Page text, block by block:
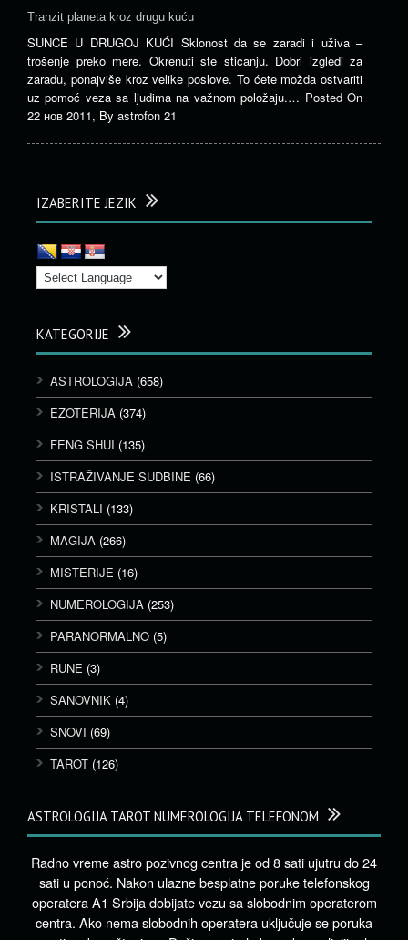
Tranzit planeta kroz drugu kuću
SUNCE U DRUGOJ KUĆI Sklonost da se zaradi i uživa –
trošenje preko mere. Okrenuti ste sticanju. Dobri izgledi za
zaradu, ponajviše kroz velike poslove. To ćete možda ostvariti
uz pomoć veza sa ljudima na važnom položaju.… Posted On
22 нов 2011, By astrofon 21
IZABERITE JEZIK
KATEGORIJE
ASTROLOGIJA (658)
EZOTERIJA (374)
FENG SHUI (135)
ISTRAŽIVANJE SUDBINE (66)
KRISTALI (133)
MAGIJA (266)
MISTERIJE (16)
NUMEROLOGIJA (253)
PARANORMALNO (5)
RUNE (3)
SANOVNIK (4)
SNOVI (69)
TAROT (126)
ASTROLOGIJA TAROT NUMEROLOGIJA TELEFONOM
Radno vreme astro pozivnog centra je od 8 sati ujutru do 24
sati u ponoć. Nakon ulazne besplatne poruke telefonskog
operatera A1 Srbija dobijate vezu sa slobodnim operaterom
centra. Ako nema slobodnih operatera uključuje se poruka